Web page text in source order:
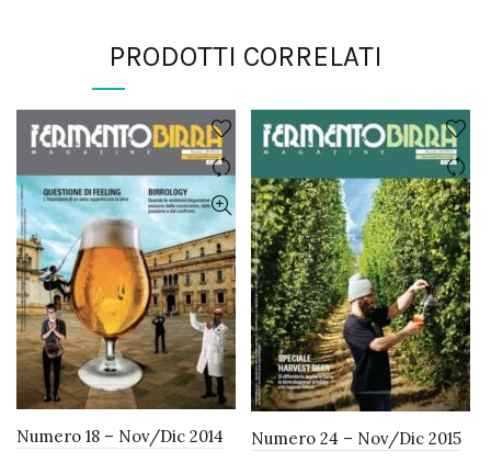
PRODOTTI CORRELATI
Numero 18 – Nov/Dic 2014
Numero 24 – Nov/Dic 2015